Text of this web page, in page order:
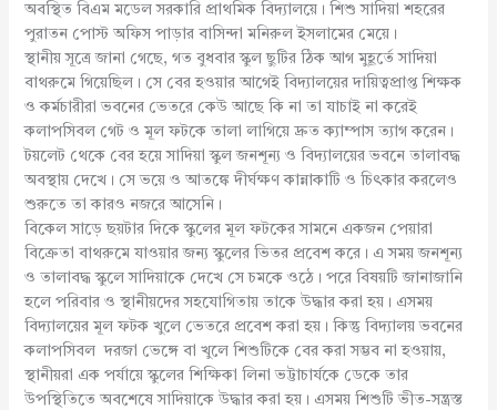
অবস্থিত বিএম মডেল সরকারি প্রাথমিক বিদ্যালয়ে। শিশু সাদিয়া শহরের
পুরাতন পোস্ট অফিস পাড়ার বাসিন্দা মনিরুল ইসলামের মেয়ে।
স্থানীয় সূত্রে জানা গেছে, গত বুধবার স্কুল ছুটির ঠিক আগ মুহূর্তে সাদিয়া
বাথরুমে গিয়েছিল। সে বের হওয়ার আগেই বিদ্যালয়ের দায়িত্বপ্রাপ্ত শিক্ষক
ও কর্মচারীরা ভবনের ভেতরে কেউ আছে কি না তা যাচাই না করেই
কলাপসিবল গেট ও মূল ফটকে তালা লাগিয়ে দ্রুত ক্যাম্পাস ত্যাগ করেন।
টয়লেট থেকে বের হয়ে সাদিয়া স্কুল জনশূন্য ও বিদ্যালয়ের ভবনে তালাবদ্ধ
অবস্থায় দেখে। সে ভয়ে ও আতঙ্কে দীর্ঘক্ষণ কান্নাকাটি ও চিৎকার করলেও
শুরুতে তা কারও নজরে আসেনি।
বিকেল সাড়ে ছয়টার দিকে স্কুলের মূল ফটকের সামনে একজন পেয়ারা
বিক্রেতা বাথরুমে যাওয়ার জন্য স্কুলের ভিতর প্রবেশ করে। এ সময় জনশূন্য
ও তালাবদ্ধ স্কুলে সাদিয়াকে দেখে সে চমকে ওঠে। পরে বিষয়টি জানাজানি
হলে পরিবার ও স্থানীয়দের সহযোগিতায় তাকে উদ্ধার করা হয়। এসময়
বিদ্যালয়ের মূল ফটক খুলে ভেতরে প্রবেশ করা হয়। কিন্তু বিদ্যালয় ভবনের
কলাপসিবল দরজা ভেঙ্গে বা খুলে শিশুটিকে বের করা সম্ভব না হওয়ায়,
স্থানীয়রা এক পর্যায়ে স্কুলের শিক্ষিকা লিনা ভট্টাচার্যকে ডেকে তার
উপস্থিতিতে অবশেষে সাদিয়াকে উদ্ধার করা হয়। এসময় শিশুটি ভীত-সন্ত্রস্ত